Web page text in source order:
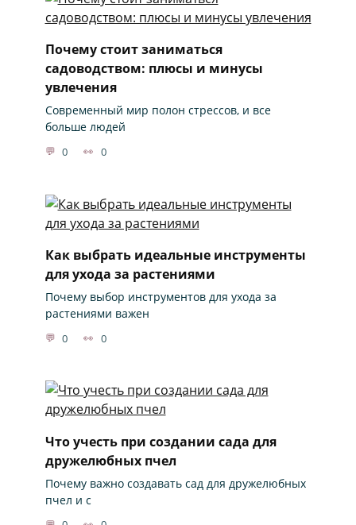
Почему стоит заниматься
садоводством: плюсы и минусы
увлечения
Современный мир полон стрессов, и все
больше людей
0 0
Как выбрать идеальные инструменты
для ухода за растениями
Почему выбор инструментов для ухода за
растениями важен
0 0
Что учесть при создании сада для
дружелюбных пчел
Почему важно создавать сад для дружелюбных
пчел и с